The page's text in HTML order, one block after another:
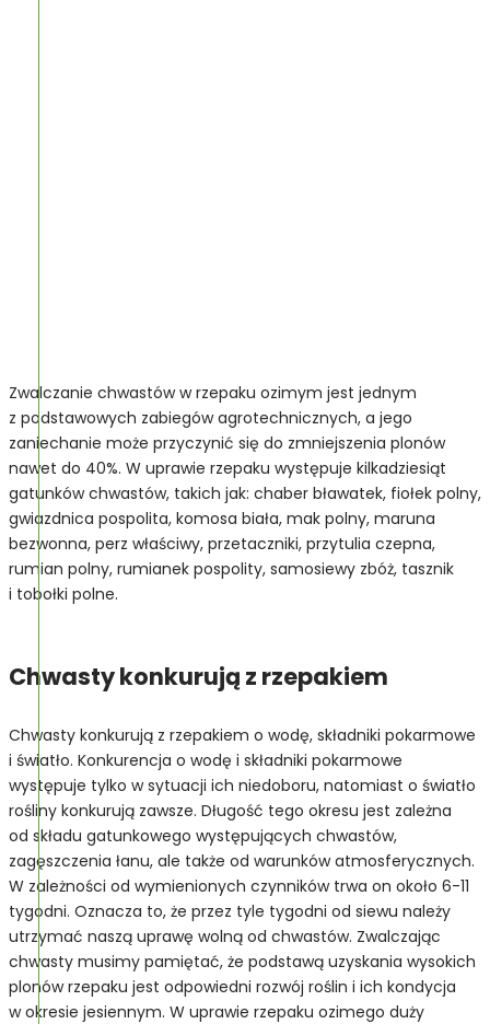
Zwalczanie chwastów w rzepaku ozimym jest jednym
z podstawowych zabiegów agrotechnicznych, a jego
zaniechanie może przyczynić się do zmniejszenia plonów
nawet do 40%. W uprawie rzepaku występuje kilkadziesiąt
gatunków chwastów, takich jak: chaber bławatek, fiołek polny,
gwiazdnica pospolita, komosa biała, mak polny, maruna
bezwonna, perz właściwy, przetaczniki, przytulia czepna,
rumian polny, rumianek pospolity, samosiewy zbóż, tasznik
i tobołki polne.
Chwasty konkurują z rzepakiem
Chwasty konkurują z rzepakiem o wodę, składniki pokarmowe
i światło. Konkurencja o wodę i składniki pokarmowe
występuje tylko w sytuacji ich niedoboru, natomiast o światło
rośliny konkurują zawsze. Długość tego okresu jest zależna
od składu gatunkowego występujących chwastów,
zagęszczenia łanu, ale także od warunków atmosferycznych.
W zależności od wymienionych czynników trwa on około 6-11
tygodni. Oznacza to, że przez tyle tygodni od siewu należy
utrzymać naszą uprawę wolną od chwastów. Zwalczając
chwasty musimy pamiętać, że podstawą uzyskania wysokich
plonów rzepaku jest odpowiedni rozwój roślin i ich kondycja
w okresie jesiennym. W uprawie rzepaku ozimego duży